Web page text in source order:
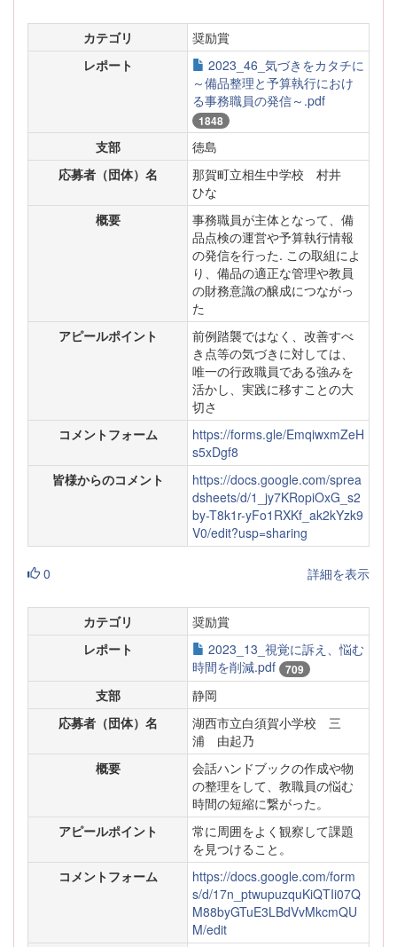
カテゴリ
奨励賞
レポート
2023_46_気づきをカタチに
～備品整理と予算執行におけ
る事務職員の発信～.pdf
1848
支部
徳島
応募者（団体）名
那賀町立相生中学校 村井
ひな
概要
事務職員が主体となって、備
品点検の運営や予算執行情報
の発信を行った. この取組によ
り、備品の適正な管理や教員
の財務意識の醸成につながっ
た
アピールポイント
前例踏襲ではなく、改善すべ
き点等の気づきに対しては、
唯一の行政職員である強みを
活かし、実践に移すことの大
切さ
コメントフォーム
https://forms.gle/EmqiwxmZeH
s5xDgf8
皆様からのコメント
https://docs.google.com/sprea
dsheets/d/1_jy7KRopiOxG_s2
by-T8k1r-yFo1RXKf_ak2kYzk9
V0/edit?usp=sharing
0 詳細を表示
カテゴリ
奨励賞
レポート
2023_13_視覚に訴え、悩む
時間を削減.pdf
709
支部
静岡
応募者（団体）名
湖西市立白須賀小学校 三
浦 由起乃
概要
会話ハンドブックの作成や物
の整理をして、教職員の悩む
時間の短縮に繋がった。
アピールポイント
常に周囲をよく観察して課題
を見つけること。
コメントフォーム
https://docs.google.com/form
s/d/17n_ptwupuzquKiQTIi07Q
M88byGTuE3LBdVvMkcmQU
M/edit